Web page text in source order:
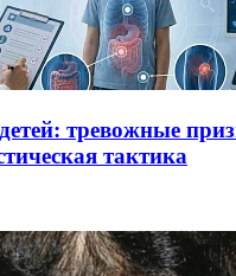
тревожные
тактика